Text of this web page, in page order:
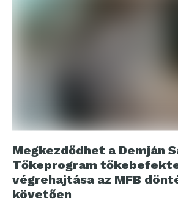
Megkezdődhet a Demján
Tőkeprogram
végrehajtása az MFB
követően